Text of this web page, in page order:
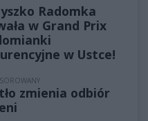
Radomka
w Grand Prix
w Ustce!
zmienia odbiór